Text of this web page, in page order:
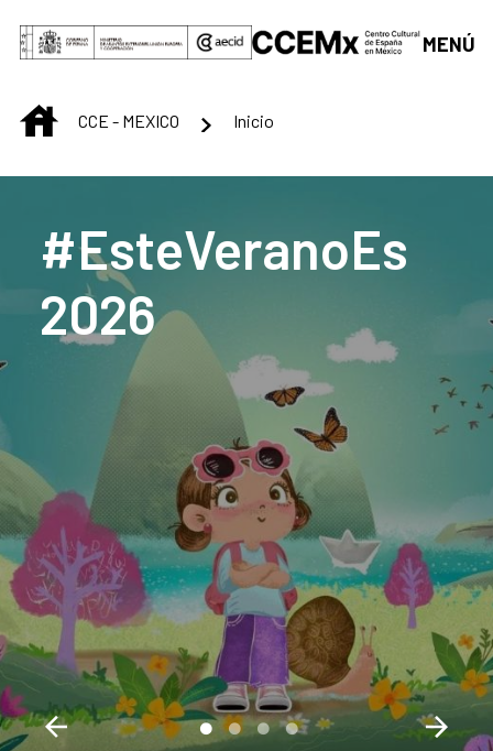
Skip to Main Content
MENÚ
INICIOCCE - MEXICO Inicio
#EsteVeranoEs
2026